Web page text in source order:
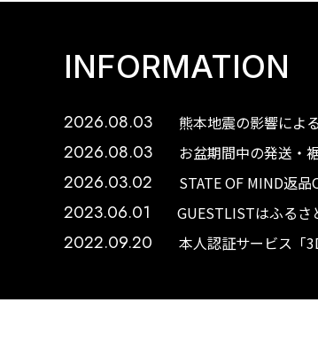
INFORMATION
2026.08.03 熊本地震の影響によ
2026.08.03 お盆期間中の発送・
2026.03.02 STATE OF MIND返
2023.06.01 GUESTLISTはふるさ
2022.09.20 本人認証サービス「